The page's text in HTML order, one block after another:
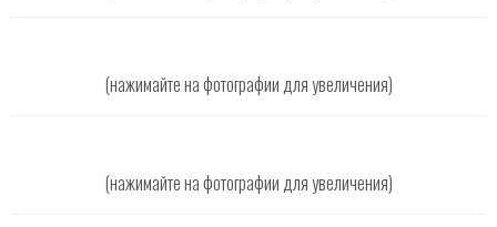
(нажимайте на фотографии для увеличения)
(нажимайте на фотографии для увеличения)